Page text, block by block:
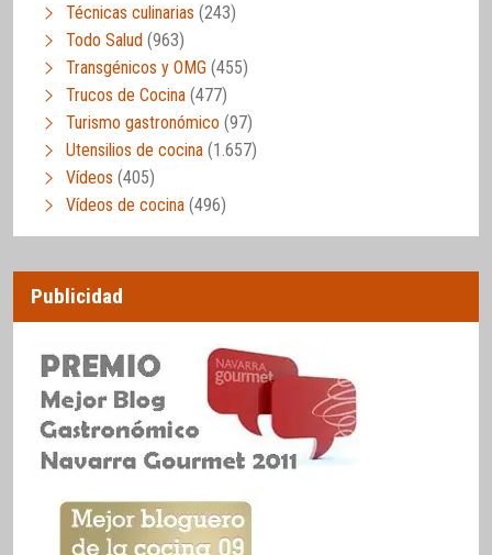
Técnicas culinarias (243)
Todo Salud (963)
Transgénicos y OMG (455)
Trucos de Cocina (477)
Turismo gastronómico (97)
Utensilios de cocina (1.657)
Vídeos (405)
Vídeos de cocina (496)
Publicidad